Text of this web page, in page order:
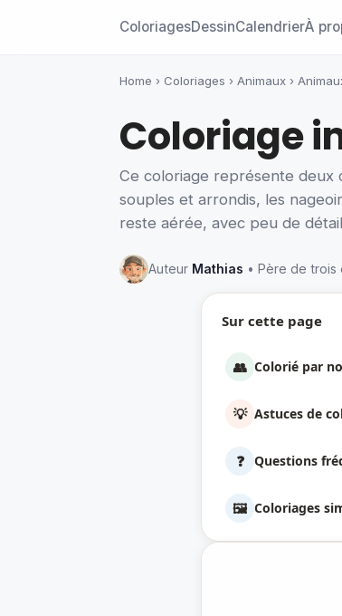
ColoriagesDessinCalendrierÀ
Home › Coloriages › Animaux ›
Coloriage
Ce coloriage représente deux
souples et arrondis, les
reste aérée, avec peu de
Auteur Mathias • Père de trois
Sur cette page
👥 Colorié par
💡 Astuces de
❓ Questions
🖼️ Coloriages